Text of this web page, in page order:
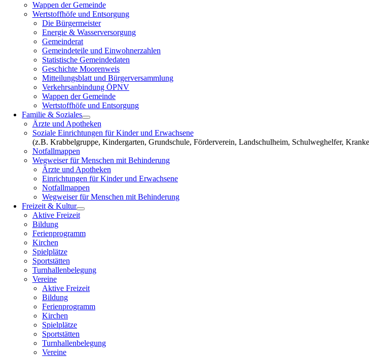
Wappen der Gemeinde
Wertstoffhöfe und Entsorgung
Die Bürgermeister
Energie & Wasserversorgung
Gemeinderat
Gemeindeteile und Einwohnerzahlen
Statistische Gemeindedaten
Geschichte Moorenweis
Mitteilungsblatt und Bürgerversammlung
Verkehrsanbindung ÖPNV
Wappen der Gemeinde
Wertstoffhöfe und Entsorgung
Familie & Soziales
Ärzte und Apotheken
Soziale Einrichtungen für Kinder und Erwachsene
(z.B. Krabbelgruppe, Kindergarten, Grundschule, Förderverein, Landschulheim, Schulweghelfer,
Notfallmappen
Wegweiser für Menschen mit Behinderung
Ärzte und Apotheken
Einrichtungen für Kinder und Erwachsene
Notfallmappen
Wegweiser für Menschen mit Behinderung
Freizeit & Kultur
Aktive Freizeit
Bildung
Ferienprogramm
Kirchen
Spielplätze
Sportstätten
Turnhallenbelegung
Vereine
Aktive Freizeit
Bildung
Ferienprogramm
Kirchen
Spielplätze
Sportstätten
Turnhallenbelegung
Vereine